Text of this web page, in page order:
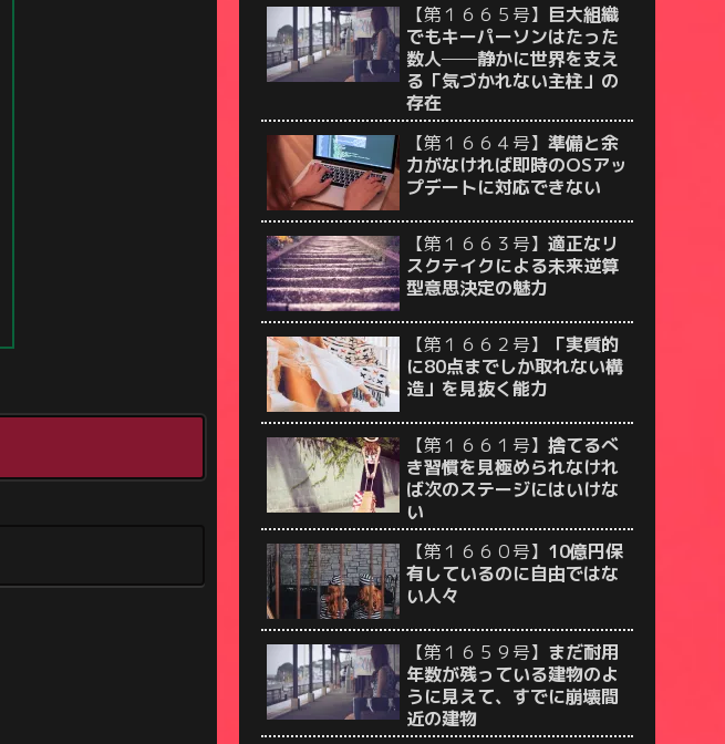
【第１６６５号】 巨大組織
でもキーパーソンはたった
数人──静かに世界を支え
る「気づかれない主柱」の
存在
【第１６６４号】 準備と余
力がなければ即時のOSアッ
プデートに対応できない
【第１６６３号】 適正なリ
スクテイクによる未来逆算
型意思決定の魅力
【第１６６２号】
「実質的
に80点までしか取れない構
造」を見抜く能力
【第１６６１号】 捨てるべ
き習慣を見極められなけれ
ば次のステージにはいけな
い
【第１６６０号】 10億円保
有しているのに自由ではな
い人々
【第１６５９号】 まだ耐用
年数が残っている建物のよ
うに見えて、すでに崩壊間
近の建物